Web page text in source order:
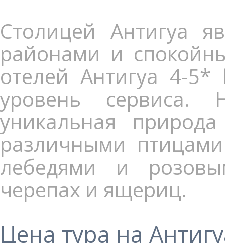
Столицей Антигуа
районами и
отелей Антигуа 4-
уровень сервиса.
уникальная
различными
лебедями и
черепах и ящериц.
Цена тура на